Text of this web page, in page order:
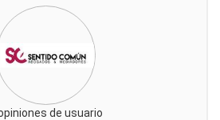
de usuario